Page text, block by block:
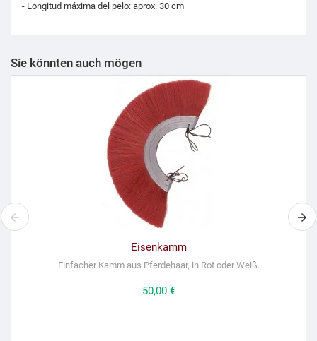
- Longitud máxima del pelo: aprox. 30 cm
Sie könnten auch mögen
Eisenkamm
Einfacher Kamm aus Pferdehaar, in Rot oder Weiß.
Preis
50,00 €